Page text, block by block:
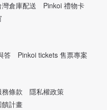
倉庫配送
Pinkoi 禮物卡
答 Pinkoi tickets 售票專案
務條款
隱私權政策
計畫